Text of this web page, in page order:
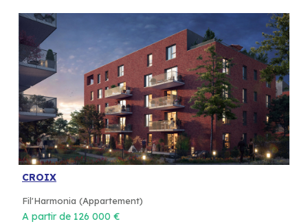
CROIX
Fil'Harmonia (Appartement)
A partir de 126 000 €